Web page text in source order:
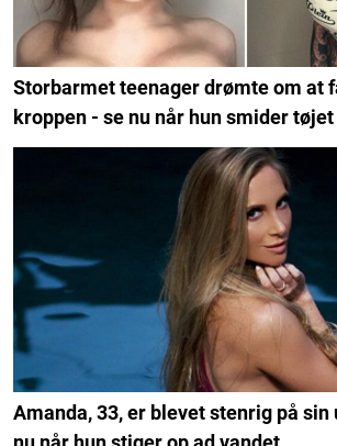
Storbarmet teenager drømte om at
kroppen - se nu når hun smider
Amanda, 33, er blevet stenrig på